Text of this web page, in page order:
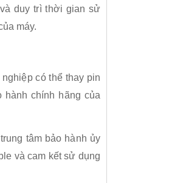
duy trì thời gian sử
máy.
có thể thay pin
hành chính hãng của
tâm bảo hành ủy
và cam kết sử dụng